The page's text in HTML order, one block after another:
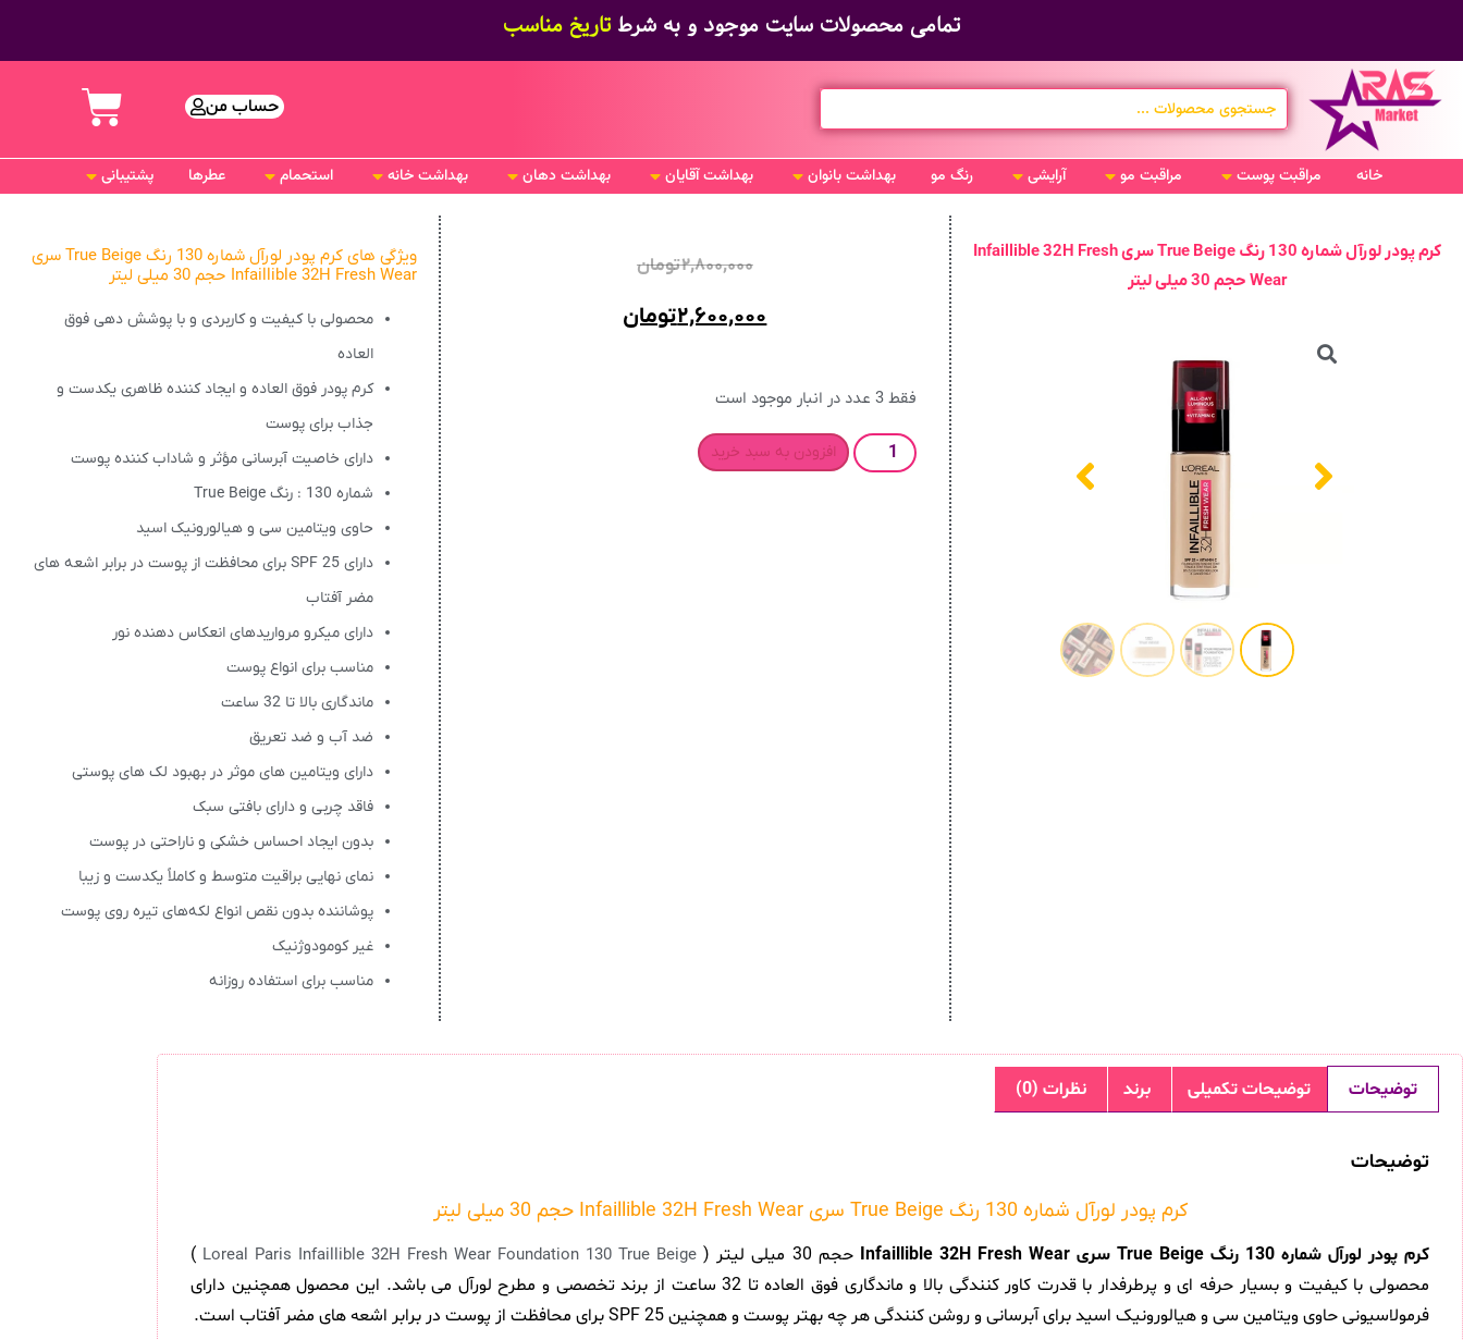
تمامی محصولات سایت موجود و به شرط تاریخ مناسب
قیمت مناسب
حساب من
خانه مراقبت پوست مراقبت مو آرایشی رنگ مو بهداشت بانوان بهداشت آقایان بهداشت دهان بهداشت خانه استحمام عطرها پشتیبانی
کرم پودر لورآل شماره 130 رنگ True Beige سری Infaillible 32H Fresh
Wear حجم 30 میلی لیتر
۲,۸۰۰,۰۰۰تومان
۲,۶۰۰,۰۰۰تومان
فقط 3 عدد در انبار موجود است
افزودن به سبد خرید
ویژگی های کرم پودر لورآل شماره 130 رنگ True Beige سری
Infaillible 32H Fresh Wear حجم 30 میلی لیتر
محصولی با کیفیت و کاربردی و با پوشش دهی فوق
العاده
کرم پودر فوق العاده و ایجاد کننده ظاهری یکدست و
جذاب برای پوست
دارای خاصیت آبرسانی مؤثر و شاداب کننده پوست
شماره 130 : رنگ True Beige
حاوی ویتامین سی و هیالورونیک اسید
دارای SPF 25 برای محافظت از پوست در برابر اشعه های
مضر آفتاب
دارای میکرو مرواریدهای انعکاس دهنده نور
مناسب برای انواع پوست
ماندگاری بالا تا 32 ساعت
ضد آب و ضد تعریق
دارای ویتامین های موثر در بهبود لک های پوستی
فاقد چربی و دارای بافتی سبک
بدون ایجاد احساس خشکی و ناراحتی در پوست
نمای نهایی براقیت متوسط و کاملاً یکدست و زیبا
پوشاننده بدون نقص انواع لکه‌های تیره روی پوست
غیر کومودوژنیک
مناسب برای استفاده روزانه
توضیحات توضیحات تکمیلی برند نظرات (0)
توضیحات
کرم پودر لورآل شماره 130 رنگ True Beige سری Infaillible 32H Fresh Wear حجم 30 میلی لیتر
کرم پودر لورآل شماره 130 رنگ True Beige سری Infaillible 32H Fresh Wear حجم 30 میلی لیتر ( Loreal Paris Infaillible 32H Fresh Wear Foundation 130 True Beige
)
محصولی با کیفیت و بسیار حرفه ای و پرطرفدار با قدرت کاور کنندگی بالا و ماندگاری فوق العاده تا 32 ساعت از برند تخصصی و مطرح لورآل می باشد. این محصول همچنین دارای
فرمولاسیونی حاوی ویتامین سی و هیالورونیک اسید برای آبرسانی و روشن کنندگی هر چه بهتر پوست و همچنین SPF 25 برای محافظت از پوست در برابر اشعه های مضر آفتاب است.